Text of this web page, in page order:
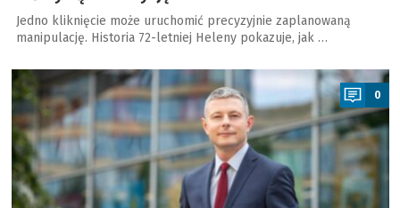
Jedno kliknięcie może uruchomić precyzyjnie zaplanowaną
manipulację. Historia 72-letniej Heleny pokazuje, jak …
a
0